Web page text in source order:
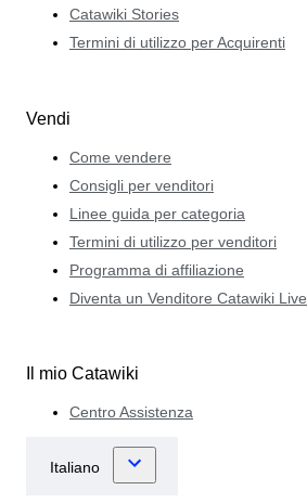
Catawiki Stories
Termini di utilizzo per Acquirenti
Vendi
Come vendere
Consigli per venditori
Linee guida per categoria
Termini di utilizzo per venditori
Programma di affiliazione
Diventa un Venditore Catawiki Live
Il mio Catawiki
Centro Assistenza